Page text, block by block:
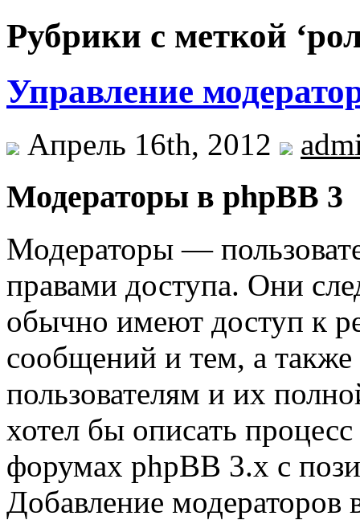
Рубрики с меткой
Управление
Апрель 16th, 2012
Модераторы в phpBB 3
Модераторы —
правами доступа. Они
обычно имеют доступ к
сообщений и тем, а
пользователям и их
хотел бы описать
форумах phpBB 3.x с
Добавление модераторов